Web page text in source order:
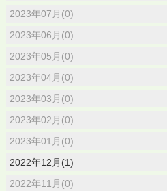
2023年07月(0)
2023年06月(0)
2023年05月(0)
2023年04月(0)
2023年03月(0)
2023年02月(0)
2023年01月(0)
2022年12月(1)
2022年11月(0)